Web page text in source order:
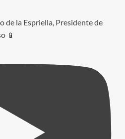
de la Espriella, Presidente de
📱